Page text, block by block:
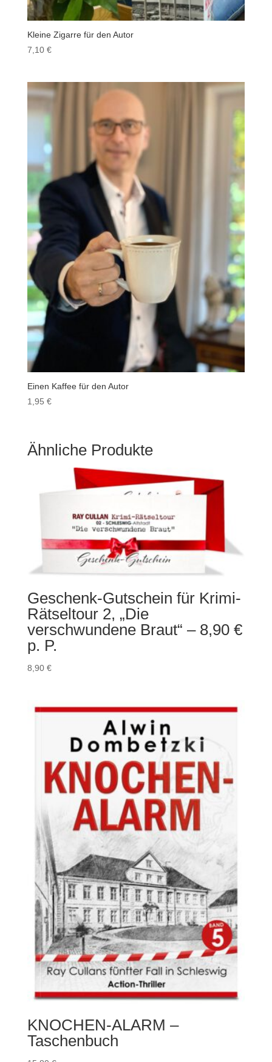
Kleine Zigarre für den Autor
7,10 €
Einen Kaffee für den Autor
1,95 €
Ähnliche Produkte
Geschenk-Gutschein für Krimi-
Rätseltour 2, „Die
verschwundene Braut“ – 8,90 €
p. P.
8,90 €
KNOCHEN-ALARM –
Taschenbuch